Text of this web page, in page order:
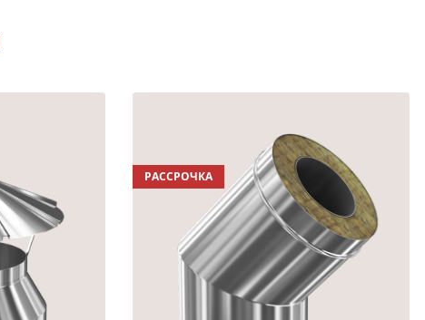
РАССРОЧКА